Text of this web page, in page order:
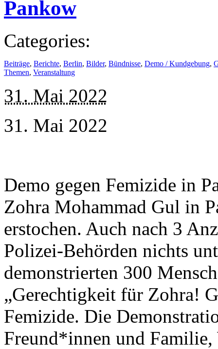
Pankow
Categories:
Beiträge, Berichte, Berlin, Bilder, Bündnisse, Demo / Kundgebung,
Themen, Veranstaltung
31. Mai 2022
31. Mai 2022
Demo gegen Femizide in
Zohra Mohammad Gul in
erstochen. Auch nach 3
Polizei-Behörden nichts
demonstrierten 300
„Gerechtigkeit für Zohra!
Femizide. Die
Freund*innen und